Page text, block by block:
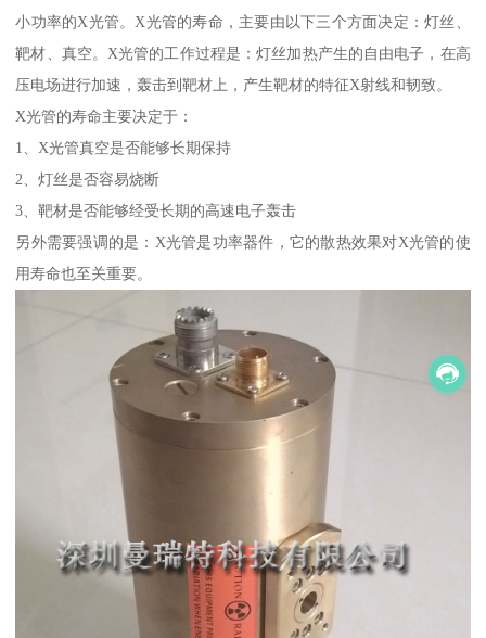
小功率的X光管。X光管的寿命，主要由以下三个方面决定：灯丝、
靶材、真空。X光管的工作过程是：灯丝加热产生的自由电子，在高
压电场进行加速，轰击到靶材上，产生靶材的特征X射线和韧致。
X光管的寿命主要决定于：
1、X光管真空是否能够长期保持
2、灯丝是否容易烧断
3、靶材是否能够经受长期的高速电子轰击
另外需要强调的是：X光管是功率器件，它的散热效果对X光管的使
用寿命也至关重要。